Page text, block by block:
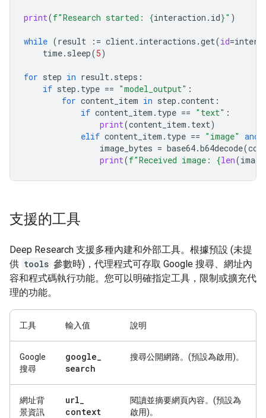
print(f"Research started: {interaction . id}" )
while (result := client. interactions .get(id=
time. sleep(5)
for step in result. steps :
if step . type == "model_output" :
for content_item in step .content :
if content_item . type == "text" :
print(content_item . text)
elif content_item . type == "image" and
image_bytes = base64.b64decode(
print(f"Received image: {len(
支援的工具
Deep Research 支援多種內建和外部工具。根據預設 (未提
供 tools 參數時)，代理程式可存取 Google 搜尋、網址內
容和程式碼執行功能。您可以明確指定工具，限制或擴充代
理的功能。
工具 輸入值 說明
Google
搜尋
google_
search
搜尋公開網路。(預設為啟用)。
網址背
景資訊
url_
context
閱讀並摘要網頁內容。(預設為
啟用)。